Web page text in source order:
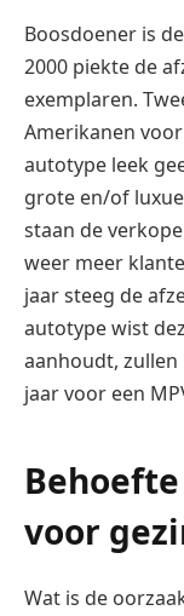
Boosdoener is de
2000 piekte de
exemplaren.
Amerikanen
autotype leek
grote en/of
staan de
weer meer
jaar steeg de
autotype wist
aanhoudt, zullen
jaar voor een
voor
Wat is de